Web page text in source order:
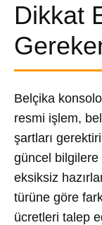
Dikkat
Belçika
resmi işlem,
şartları
güncel
eksiksiz
türüne göre
ücretleri talep